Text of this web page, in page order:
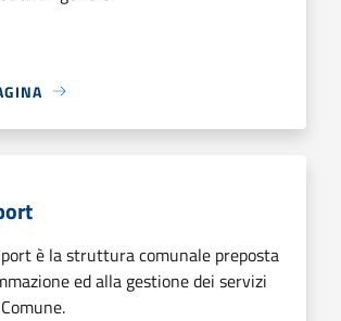
è la struttura comunale preposta
ed alla gestione dei servizi